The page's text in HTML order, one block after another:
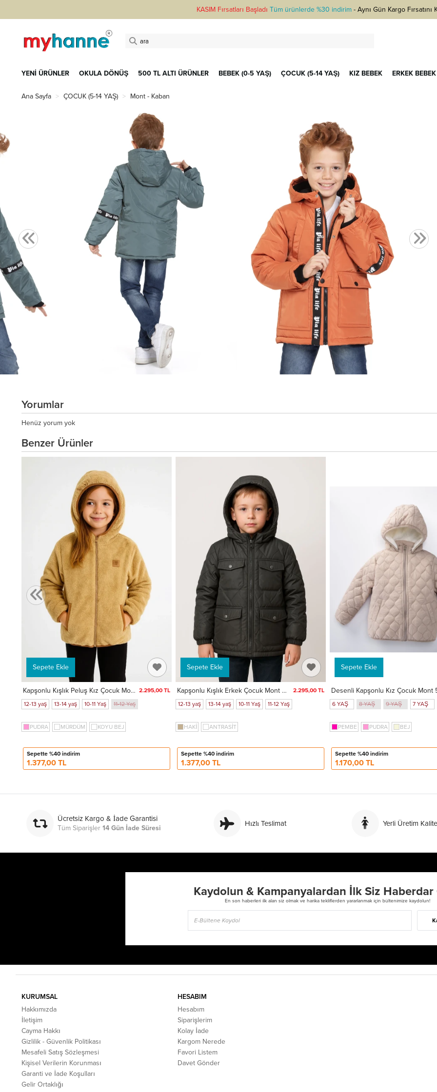
KASIM Fırsatları Başladı Tüm ürünlerde %30 indirim- Aynı Gün Kargo Fırsatını
YENİ ÜRÜNLER
OKULA DÖNÜŞ 500 TL ALTI ÜRÜNLER BEBEK (0-5 YAŞ) ÇOCUK (5-14 YAŞ) KIZ BEBEK ERKEK BEBEK
Ana Sayfa ÇOCUK (5-14 YAŞ) Mont - Kaban
Yorumlar
Henüz yorum yok
Benzer Ürünler
Sepete Ekle
Kapşonlu Kışlık Peluş Kız Çocuk Mont 4247 2.295,00 TL
12-13 yaş
13-14 yaş 10-11 Yaş 11-12 Yaş
PUDRA MÜRDÜM KOYU BEJ
Sepette %40 indirim
1.377,00 TL
Sepete Ekle
Kapşonlu Kışlık Erkek Çocuk Mont 4230
2.295,00 TL
12-13 yaş
13-14 yaş 10-11 Yaş 11-12 Yaş
HAKİ ANTRASİT
Sepette %40 indirim
1.377,00 TL
Sepete Ekle
6 YAŞ
8 YAŞ 9 YAŞ 7 YAŞ
PEMBE PUDRA BEJ
Sepette %40 indirim
1.170,00 TL
Ücretsiz Kargo & İade Garantisi
Tüm Siparişler14 Gün İade Süresi Hızlı Teslimat Yerli Üretim
Kaydolun & Kampanyalardan İlk Siz
En son haberleri ilk alan siz olmak ve harika tekliflerden yararlanmak için bültenimize kaydolun!
KURUMSAL
Hakkımızda
İletişim
Cayma Hakkı
Gizlilik - Güvenlik Politikası
Mesafeli Satış Sözleşmesi
Kişisel Verilerin Korunması
Garanti ve İade Koşulları
Gelir Ortaklığı
HESABIM
Hesabım
Siparişlerim
Kolay İade
Kargom Nerede
Favori Listem
Davet Gönder